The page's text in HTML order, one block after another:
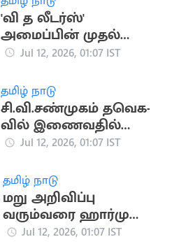
'வி த லீடர்ஸ்'
அமைப்பின் முதல்
மாநாடு இன்று
Jul 12, 2026, 01:07 IST
தமிழ் நாடு
சி.வி.சண்முகம் தவெக-
வில் இணைவதில்
தாமதம்: என்ன
Jul 12, 2026, 01:07 IST
தமிழ் நாடு
மறு அறிவிப்பு
வரும்வரை ஹார்முஸ்
நீரிணையை மூடிய
Jul 12, 2026, 01:07 IST